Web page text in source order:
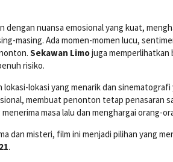
dengan nuansa emosional yang kuat,
masing. Ada momen-momen lucu,
Sekawan Limojuga memperlihatkan
risiko.
lokasi yang menarik dan
membuat penonton tetap penasaran
masa lalu dan menghargai orang-
dan misteri, film ini menjadi pilihan yang
.